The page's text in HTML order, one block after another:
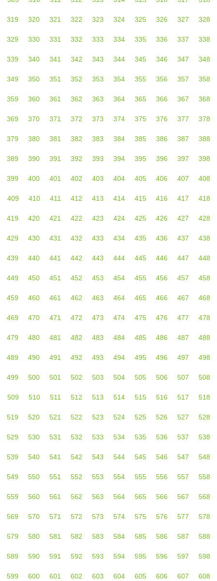
319 320 321 322 323 324 325 326 327 328
329 330 331 332 333 334 335 336 337 338
339 340 341 342 343 344 345 346 347 348
349 350 351 352 353 354 355 356 357 358
359 360 361 362 363 364 365 366 367 368
369 370 371 372 373 374 375 376 377 378
379 380 381 382 383 384 385 386 387 388
389 390 391 392 393 394 395 396 397 398
399 400 401 402 403 404 405 406 407 408
409 410 411 412 413 414 415 416 417 418
419 420 421 422 423 424 425 426 427 428
429 430 431 432 433 434 435 436 437 438
439 440 441 442 443 444 445 446 447 448
449 450 451 452 453 454 455 456 457 458
459 460 461 462 463 464 465 466 467 468
469 470 471 472 473 474 475 476 477 478
479 480 481 482 483 484 485 486 487 488
489 490 491 492 493 494 495 496 497 498
499 500 501 502 503 504 505 506 507 508
509 510 511 512 513 514 515 516 517 518
519 520 521 522 523 524 525 526 527 528
529 530 531 532 533 534 535 536 537 538
539 540 541 542 543 544 545 546 547 548
549 550 551 552 553 554 555 556 557 558
559 560 561 562 563 564 565 566 567 568
569 570 571 572 573 574 575 576 577 578
579 580 581 582 583 584 585 586 587 588
589 590 591 592 593 594 595 596 597 598
599 600 601 602 603 604 605 606 607 608